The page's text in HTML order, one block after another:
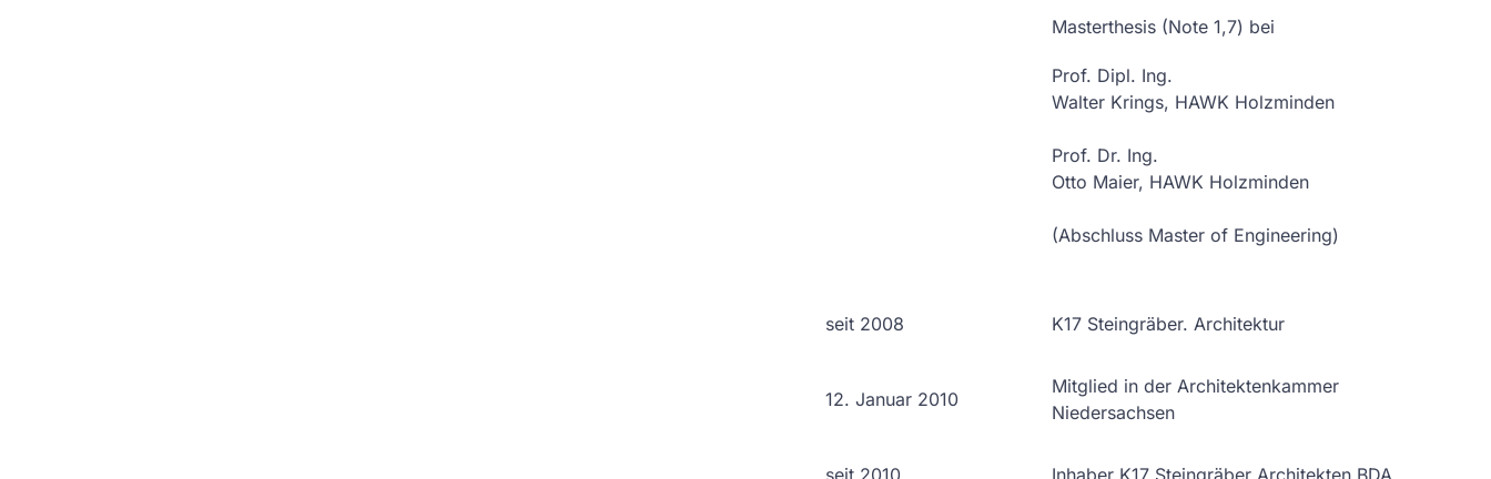
Masterthesis (Note 1,7) bei
Prof. Dipl. Ing.
Walter Krings, HAWK Holzminden
Prof. Dr. Ing.
Otto Maier, HAWK Holzminden
(Abschluss Master of Engineering)
seit 2008 K17 Steingräber. Architektur
12. Januar 2010
Mitglied in der Architektenkammer
Niedersachsen
seit 2010 Inhaber K17 Steingräber Architekten BDA